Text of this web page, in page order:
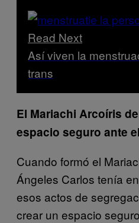
Read Next
Así viven la
trans
El Mariachi Arcoíris
espacio seguro ante
Cuando formó el
Ángeles Carlos tenía
esos actos de
crear un espacio